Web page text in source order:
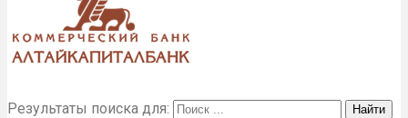
Результаты поиска для: